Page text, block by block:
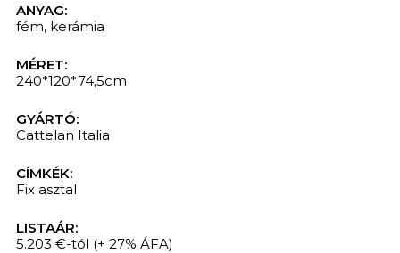
ANYAG:
fém, kerámia
MÉRET:
240*120*74,5cm
GYÁRTÓ:
Cattelan Italia
CÍMKÉK:
Fix asztal
LISTAÁR:
5.203 €-tól (+ 27% ÁFA)